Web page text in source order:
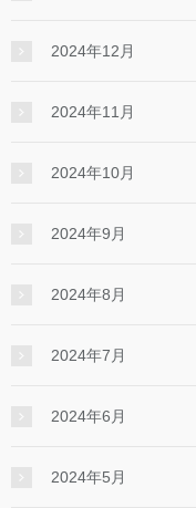
2024年12月
2024年11月
2024年10月
2024年9月
2024年8月
2024年7月
2024年6月
2024年5月